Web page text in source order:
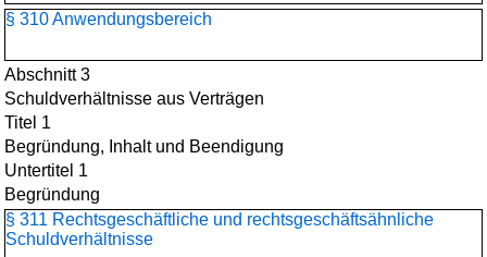
§ 310 Anwendungsbereich
Abschnitt 3
Schuldverhältnisse aus Verträgen
Titel 1
Begründung, Inhalt und Beendigung
Untertitel 1
Begründung
§ 311 Rechtsgeschäftliche und rechtsgeschäftsähnliche
Schuldverhältnisse